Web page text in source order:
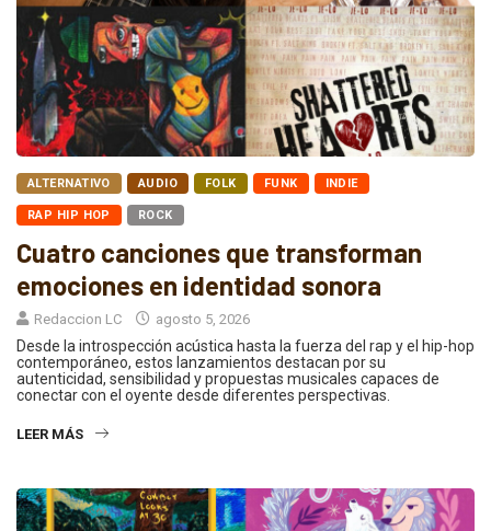
ALTERNATIVO AUDIO FOLK FUNK INDIE
RAP HIP HOP ROCK
Cuatro canciones que transforman
emociones en identidad sonora
Redaccion LC agosto 5, 2026
Desde la introspección acústica hasta la fuerza del rap y el hip-hop
contemporáneo, estos lanzamientos destacan por su
autenticidad, sensibilidad y propuestas musicales capaces de
conectar con el oyente desde diferentes perspectivas.
LEER MÁS